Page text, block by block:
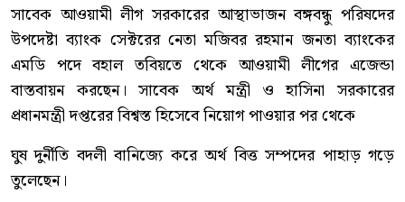
সাবেক আওয়ামী লীগ সরকারের আস্থাভাজন বঙ্গবন্ধু পরিষদের
উপদেষ্টা ব্যাংক সেক্টরের নেতা মজিবর রহমান জনতা ব্যাংকের
এমডি পদে বহাল তবিয়তে থেকে আওয়ামী লীগের এজেন্ডা
বাস্তবায়ন করছেন। সাবেক অর্থ মন্ত্রী ও হাসিনা সরকারের
প্রধানমন্ত্রী দপ্তরের বিশ্বস্ত হিসেবে নিয়োগ পাওয়ার পর থেকে
ঘুষ দুর্নীতি বদলী বানিজ্যে করে অর্থ বিত্ত সম্পদের পাহাড় গড়ে
তুলেছেন।